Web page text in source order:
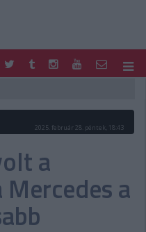
TIPPJÁTÉK
2025. február 28. péntek, 18:43
a
a